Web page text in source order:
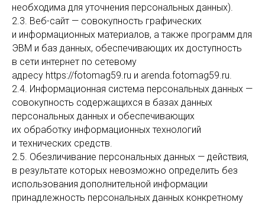
необходима для уточнения персональных данных).
2.3. Веб-сайт — совокупность графических
и информационных материалов, а также программ для
ЭВМ и баз данных, обеспечивающих их доступность
в сети интернет по сетевому
адресу https://fotomag59.ru и arenda.fotomag59.ru.
2.4. Информационная система персональных данных —
совокупность содержащихся в базах данных
персональных данных и обеспечивающих
их обработку информационных технологий
и технических средств.
2.5. Обезличивание персональных данных — действия,
в результате которых невозможно определить без
использования дополнительной информации
принадлежность персональных данных конкретному